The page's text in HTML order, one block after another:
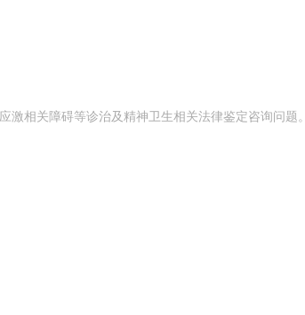
相关障碍等诊治及精神卫生相关法律鉴定咨询问题。